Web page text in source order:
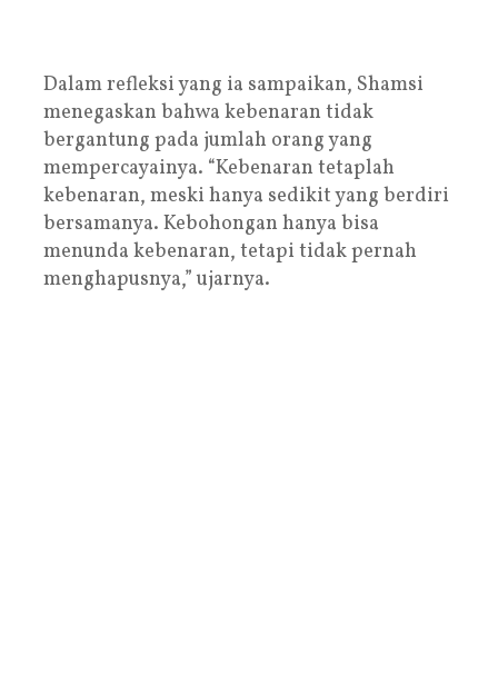
Dalam refleksi yang ia sampaikan, Shamsi
menegaskan bahwa kebenaran tidak
bergantung pada jumlah orang yang
mempercayainya. “Kebenaran tetaplah
kebenaran, meski hanya sedikit yang berdiri
bersamanya. Kebohongan hanya bisa
menunda kebenaran, tetapi tidak pernah
menghapusnya,” ujarnya.